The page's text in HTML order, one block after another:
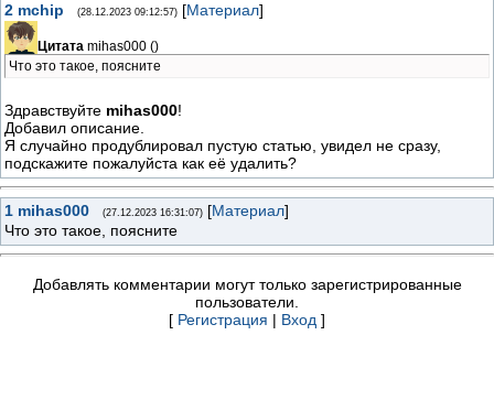
2 mchip (28.12.2023 09:12:57) [Материал]
Цитата mihas000 ()
Что это такое, поясните
Здравствуйте mihas000!
Добавил описание.
Я случайно продублировал пустую статью, увидел не сразу,
подскажите пожалуйста как её удалить?
1 mihas000 (27.12.2023 16:31:07) [Материал]
Что это такое, поясните
Добавлять комментарии могут только зарегистрированные
пользователи.
[ Регистрация | Вход ]